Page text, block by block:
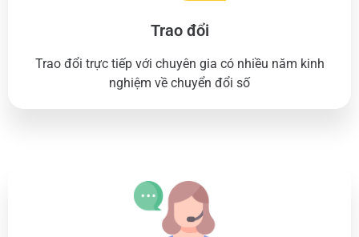
Trao đổi
Trao đổi trực tiếp với chuyên gia có nhiều năm kinh
nghiệm về chuyển đổi số